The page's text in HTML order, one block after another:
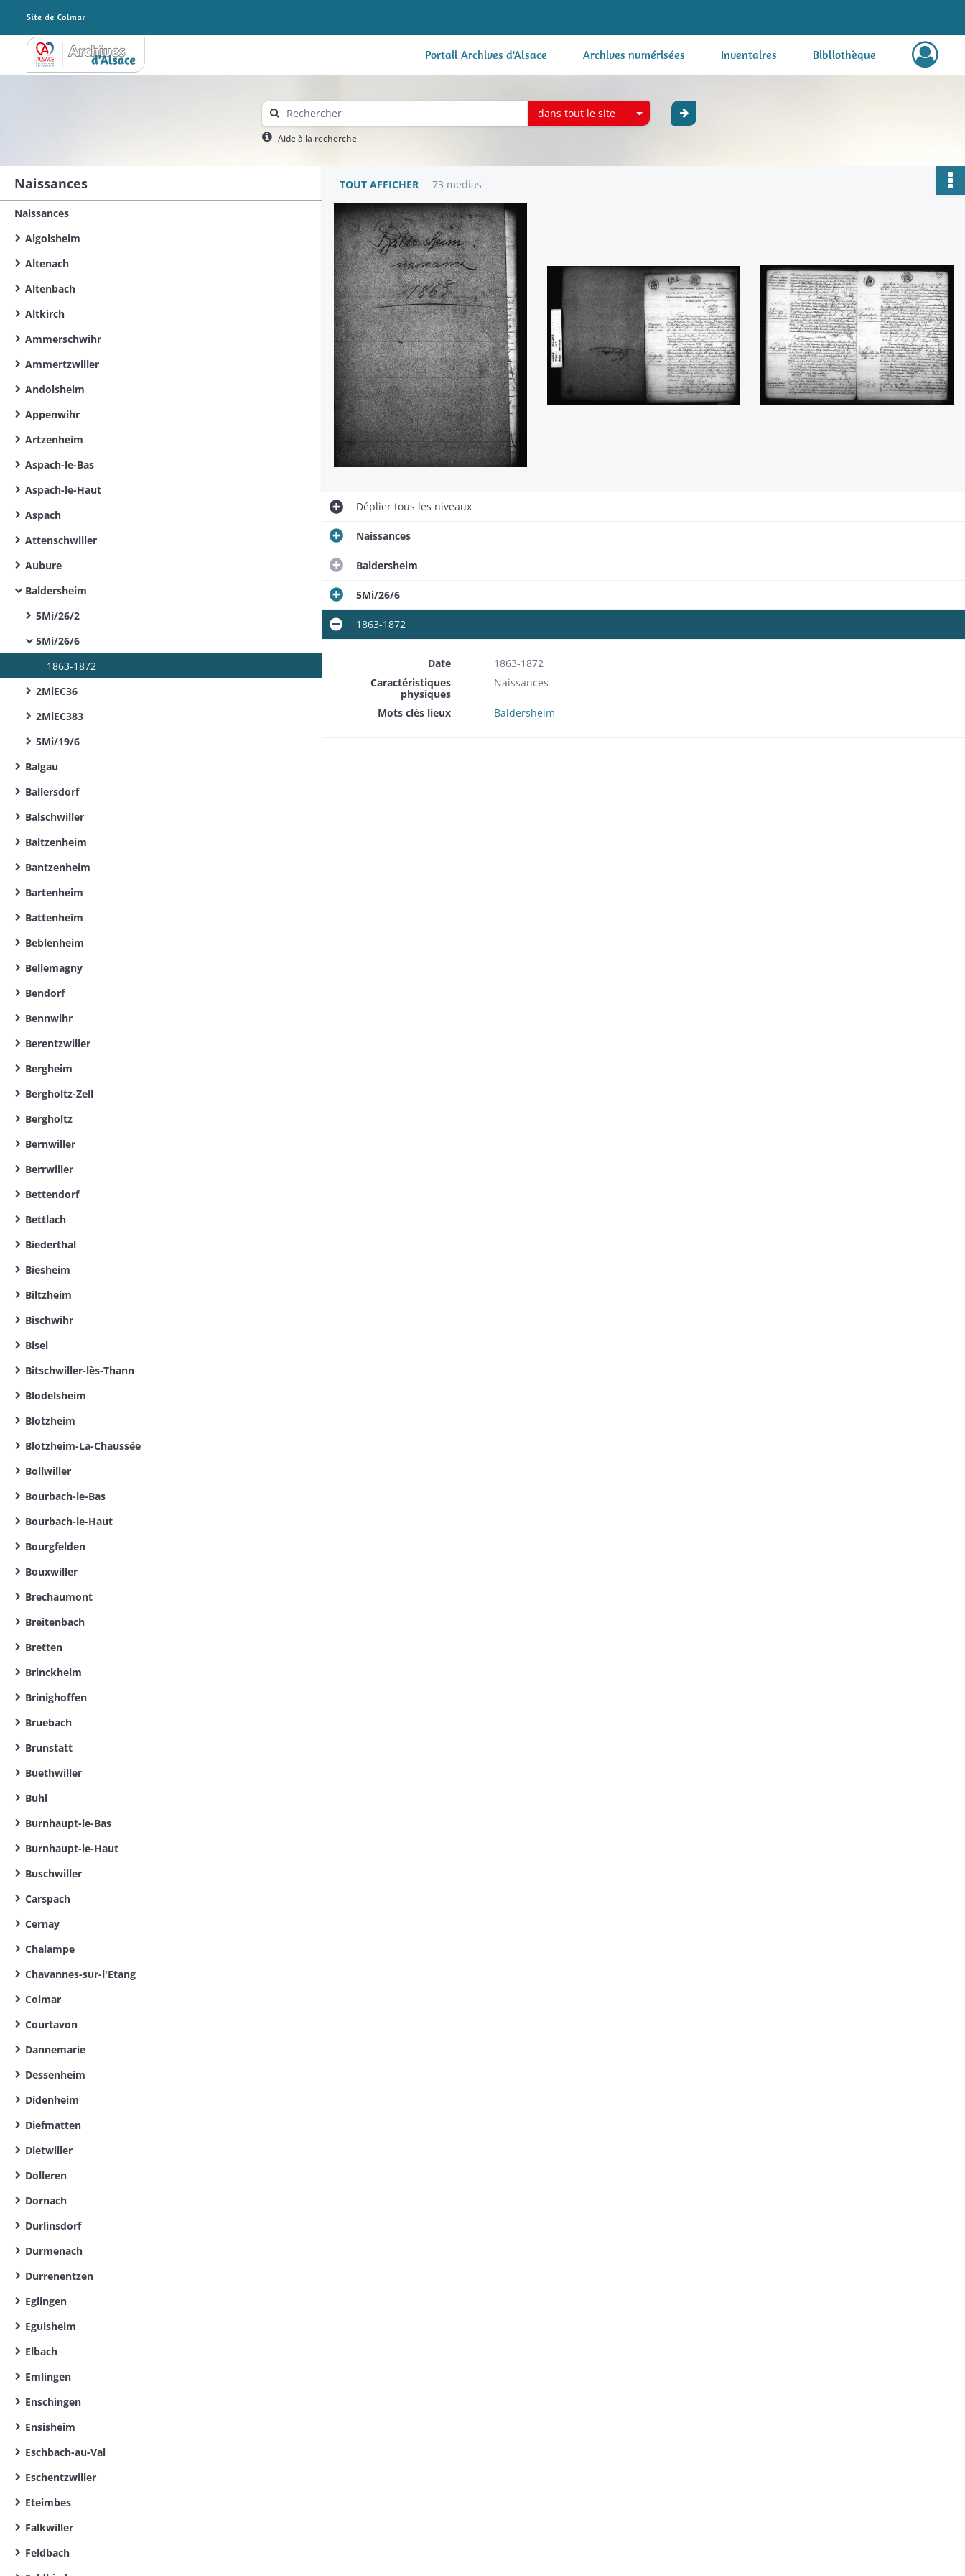
Archives Alsace - Colmar Portail Archives d'Alsace Archives numérisées Inventaires Bibliothèque
dans tout le site
Aide à la recherche
Naissances
Naissances
Algolsheim
Altenach
Altenbach
Altkirch
Ammerschwihr
Ammertzwiller
Andolsheim
Appenwihr
Artzenheim
Aspach-le-Bas
Aspach-le-Haut
Aspach
Attenschwiller
Aubure
Baldersheim
5Mi/26/2
5Mi/26/6
1863-1872
2MiEC36
2MiEC383
5Mi/19/6
Balgau
Ballersdorf
Balschwiller
Baltzenheim
Bantzenheim
Bartenheim
Battenheim
Beblenheim
Bellemagny
Bendorf
Bennwihr
Berentzwiller
Bergheim
Bergholtz-Zell
Bergholtz
Bernwiller
Berrwiller
Bettendorf
Bettlach
Biederthal
Biesheim
Biltzheim
Bischwihr
Bisel
Bitschwiller-lès-Thann
Blodelsheim
Blotzheim
Blotzheim-La-Chaussée
Bollwiller
Bourbach-le-Bas
Bourbach-le-Haut
Bourgfelden
Bouxwiller
Brechaumont
Breitenbach
Bretten
Brinckheim
Brinighoffen
Bruebach
Brunstatt
Buethwiller
Buhl
Burnhaupt-le-Bas
Burnhaupt-le-Haut
Buschwiller
Carspach
Cernay
Chalampe
Chavannes-sur-l'Etang
Colmar
Courtavon
Dannemarie
Dessenheim
Didenheim
Diefmatten
Dietwiller
Dolleren
Dornach
Durlinsdorf
Durmenach
Durrenentzen
Eglingen
Eguisheim
Elbach
Emlingen
Enschingen
Ensisheim
Eschbach-au-Val
Eschentzwiller
Eteimbes
Falkwiller
Feldbach
TOUT AFFICHER 73 medias
Dépliertous les niveaux
Naissances
Baldersheim
5Mi/26/6
1863-1872
Date
1863-1872
Caractéristiques
physiques
Naissances
Mots clés lieux Baldersheim